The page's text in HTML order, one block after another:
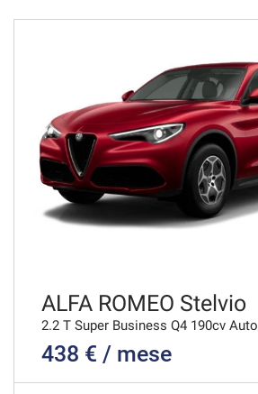
746€/mese
36 Mesi
VEDI
767€/mese
VEDI
775€/mese
36 Mesi
ALFA ROMEO Stelvio
2.2 T Super Business Q4 190cv Auto
438 € / mese